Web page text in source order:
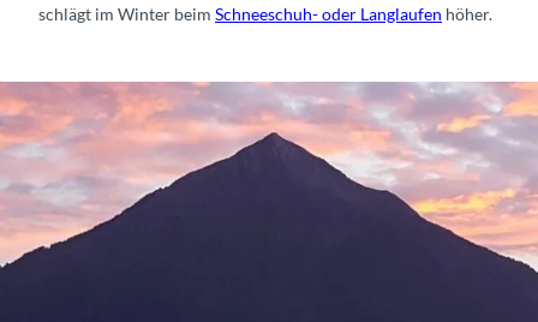
schlägt im Winter beim Schneeschuh- oder Langlaufen höher.